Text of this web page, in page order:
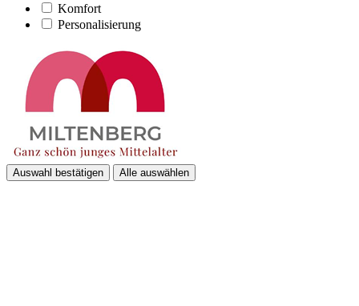
Komfort
Personalisierung
Auswahl bestätigen Alle auswählen